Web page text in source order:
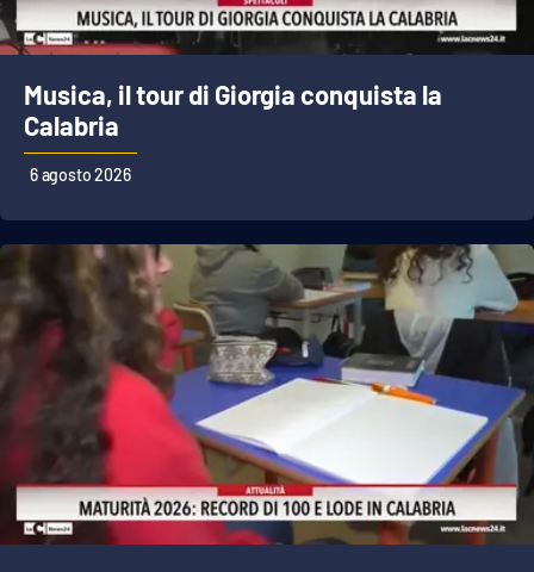
Musica, il tour di Giorgia conquista la
Calabria
6 agosto 2026